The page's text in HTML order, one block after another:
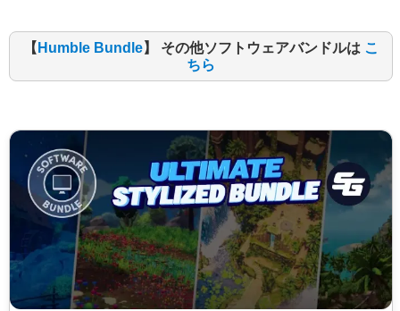
【 Humble Bundle】 その他ソフトウェアバンドルは こ
ちら